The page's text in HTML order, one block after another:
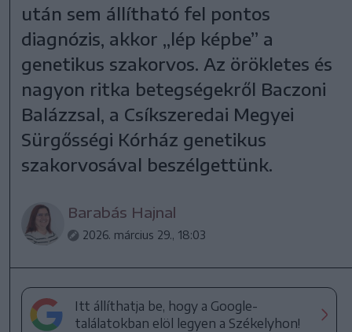
után sem állítható fel pontos
diagnózis, akkor „lép képbe” a
genetikus szakorvos. Az örökletes és
nagyon ritka betegségekről Baczoni
Balázzsal, a Csíkszeredai Megyei
Sürgősségi Kórház genetikus
szakorvosával beszélgettünk.
Barabás Hajnal
2026. március 29., 18:03
Itt állíthatja be, hogy a Google-
találatokban elöl legyen a Székelyhon!